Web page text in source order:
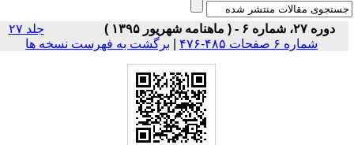
دوره ۲۷، شماره ۶ - ( ماهنامه شهریور ۱۳۹۵ )
جلد ۲۷
شماره ۶ صفحات ۴۸۵-۴۷۶
| برگشت به فهرست نسخه ها